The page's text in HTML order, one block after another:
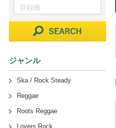
ジャンル
Ska / Rock Steady
Reggae
Roots Reggae
Lovers Rock